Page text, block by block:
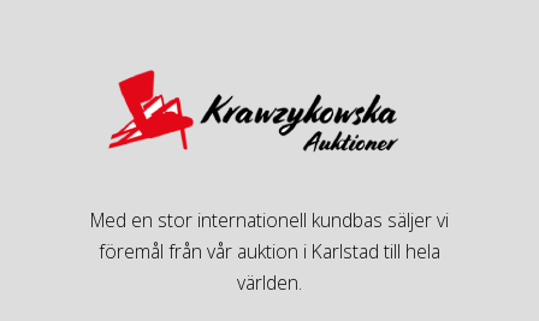
Med en stor internationell kundbas säljer vi
föremål från vår auktion i Karlstad till hela
världen.